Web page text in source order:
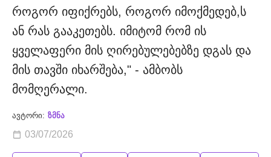
როგორ იფიქრებს, როგორ იმოქმედებ,ს
ან რას გააკეთებს. იმიტომ რომ ის
ყველაფერი მის ღირებულებებზე დგას და
მის თავში იხარშება," - ამბობს
მომღერალი.
ავტორი: ზმნა
03/07/2026